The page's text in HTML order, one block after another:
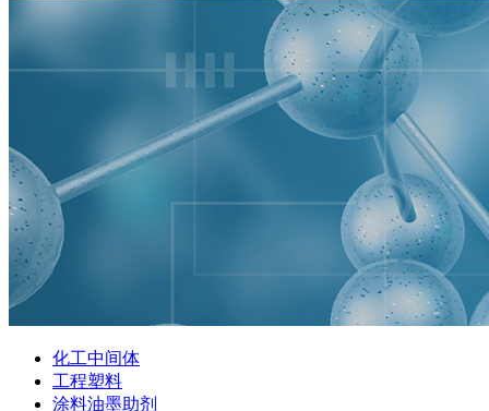
化工中间体
工程塑料
涂料油墨助剂